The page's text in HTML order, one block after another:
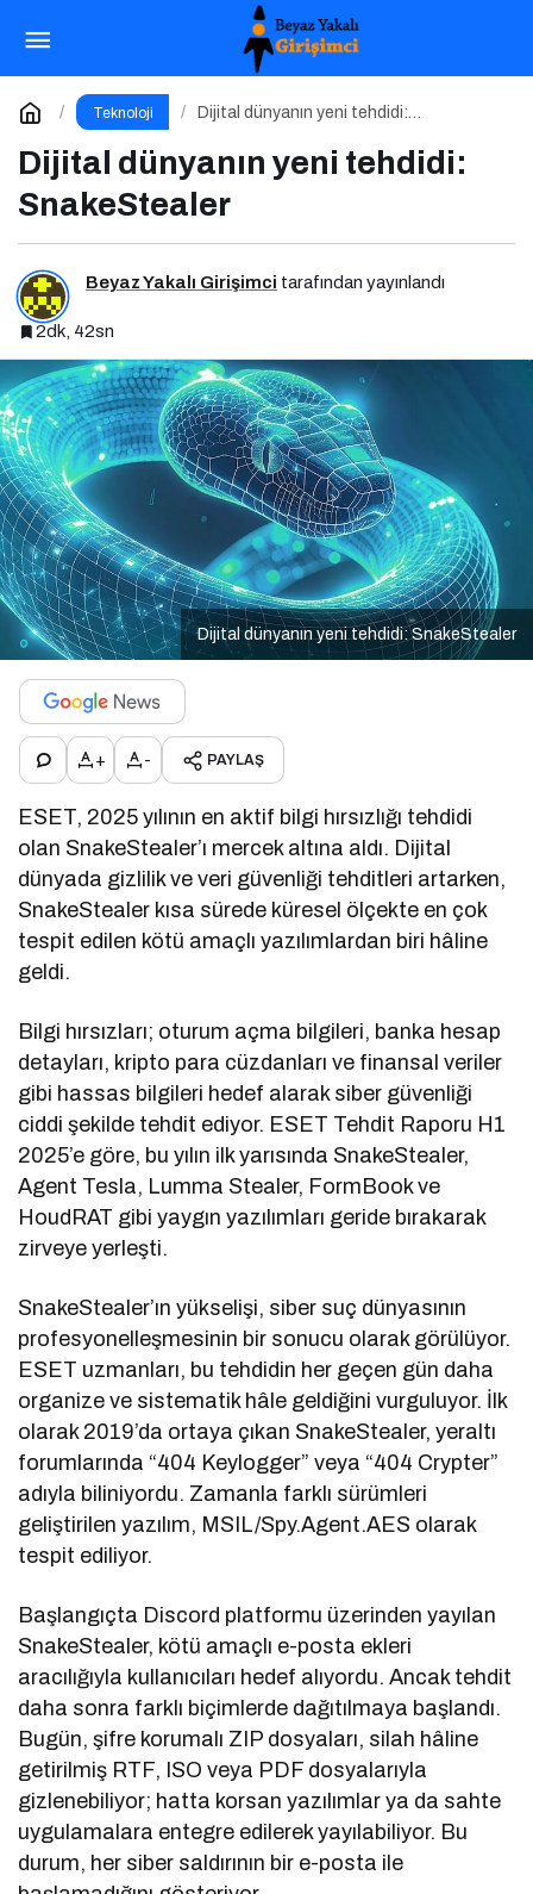
Teknoloji
Dijital dünyanın yeni tehdidi:
Dijital dünyanın yeni tehdidi:
SnakeStealer
Beyaz Yakalı Girişimci tarafından yayınlandı
2dk, 42sn
Dijital dünyanın yeni tehdidi: SnakeStealer
+ - PAYLAŞ
ESET, 2025 yılının en aktif bilgi hırsızlığı tehdidi
olan SnakeStealer’ı mercek altına aldı. Dijital
dünyada gizlilik ve veri güvenliği tehditleri artarken,
SnakeStealer kısa sürede küresel ölçekte en çok
tespit edilen kötü amaçlı yazılımlardan biri hâline
geldi.
Bilgi hırsızları; oturum açma bilgileri, banka hesap
detayları, kripto para cüzdanları ve finansal veriler
gibi hassas bilgileri hedef alarak siber güvenliği
ciddi şekilde tehdit ediyor. ESET Tehdit Raporu H1
2025’e göre, bu yılın ilk yarısında SnakeStealer,
Agent Tesla, Lumma Stealer, FormBook ve
HoudRAT gibi yaygın yazılımları geride bırakarak
zirveye yerleşti.
SnakeStealer’ın yükselişi, siber suç dünyasının
profesyonelleşmesinin bir sonucu olarak görülüyor.
ESET uzmanları, bu tehdidin her geçen gün daha
organize ve sistematik hâle geldiğini vurguluyor. İlk
olarak 2019’da ortaya çıkan SnakeStealer, yeraltı
forumlarında “404 Keylogger” veya “404 Crypter”
adıyla biliniyordu. Zamanla farklı sürümleri
geliştirilen yazılım, MSIL/Spy.Agent.AES olarak
tespit ediliyor.
Başlangıçta Discord platformu üzerinden yayılan
SnakeStealer, kötü amaçlı e-posta ekleri
aracılığıyla kullanıcıları hedef alıyordu. Ancak tehdit
daha sonra farklı biçimlerde dağıtılmaya başlandı.
Bugün, şifre korumalı ZIP dosyaları, silah hâline
getirilmiş RTF, ISO veya PDF dosyalarıyla
gizlenebiliyor; hatta korsan yazılımlar ya da sahte
uygulamalara entegre edilerek yayılabiliyor. Bu
durum, her siber saldırının bir e-posta ile
Siber Güvenlik Artık Bir İş Riski
Yorum Yap